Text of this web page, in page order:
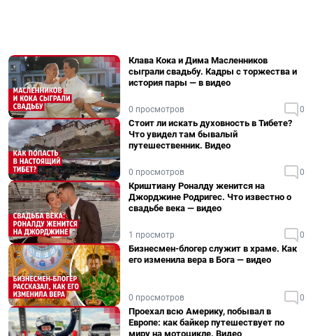
Клава Кока и Дима Масленников
сыграли свадьбу. Кадры с торжества и
история пары — в видео
0 просмотров 0
Стоит ли искать духовность в Тибете?
Что увидел там бывалый
путешественник. Видео
0 просмотров 0
Криштиану Роналду женится на
Джорджине Родригес. Что известно о
свадьбе века — видео
1 просмотр 0
Бизнесмен-блогер служит в храме. Как
его изменила вера в Бога — видео
0 просмотров 0
Проехал всю Америку, побывал в
Европе: как байкер путешествует по
миру на мотоцикле. Видео